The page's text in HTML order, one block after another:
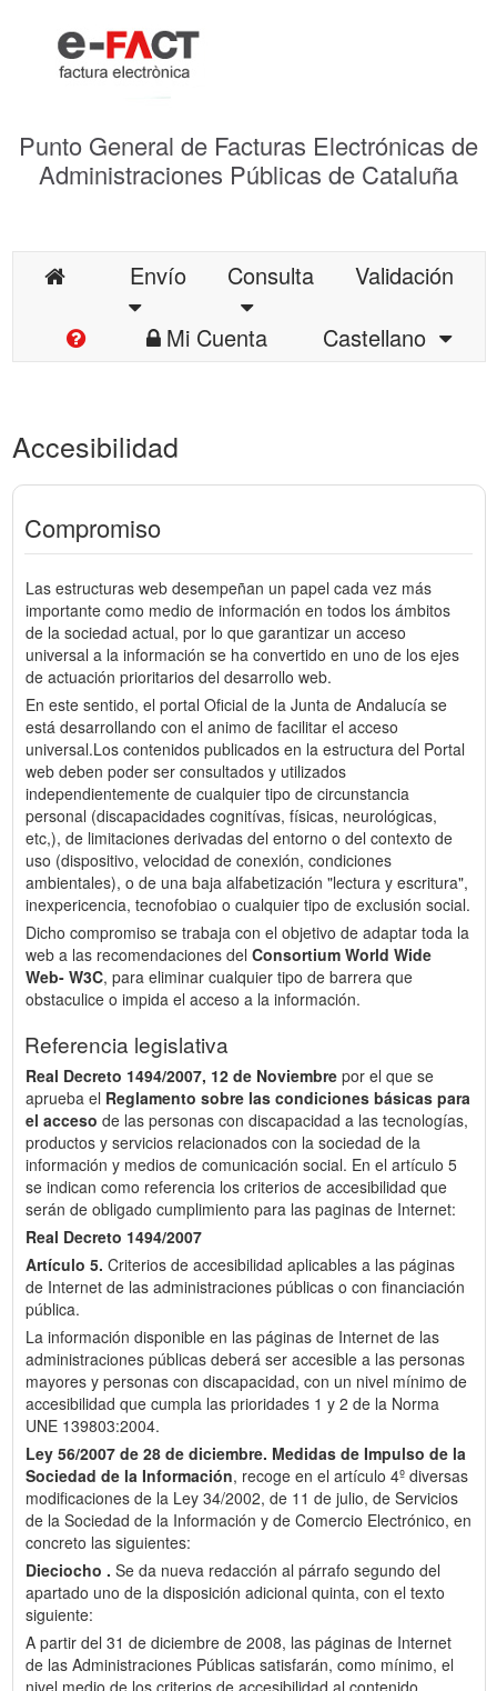
Punto General de Facturas Electrónicas de
Administraciones Públicas de Cataluña
Envío Consulta
Validación
Mi Cuenta
Castellano
Accesibilidad
Compromiso
Las estructuras web desempeñan un papel cada vez más
importante como medio de información en todos los ámbitos
de la sociedad actual, por lo que garantizar un acceso
universal a la información se ha convertido en uno de los ejes
de actuación prioritarios del desarrollo web.
En este sentido, el portal Oficial de la Junta de Andalucía se
está desarrollando con el animo de facilitar el acceso
universal.Los contenidos publicados en la estructura del Portal
web deben poder ser consultados y utilizados
independientemente de cualquier tipo de circunstancia
personal (discapacidades cognitívas, físicas, neurológicas,
etc,), de limitaciones derivadas del entorno o del contexto de
uso (dispositivo, velocidad de conexión, condiciones
ambientales), o de una baja alfabetización "lectura y escritura",
inexpericencia, tecnofobiao o cualquier tipo de exclusión social.
Dicho compromiso se trabaja con el objetivo de adaptar toda la
web a las recomendaciones del Consortium World Wide
Web- W3C, para eliminar cualquier tipo de barrera que
obstaculice o impida el acceso a la información.
Referencia legislativa
Real Decreto 1494/2007, 12 de Noviembre por el que se
aprueba el Reglamento sobre las condiciones básicas para
el acceso de las personas con discapacidad a las tecnologías,
productos y servicios relacionados con la sociedad de la
información y medios de comunicación social. En el artículo 5
se indican como referencia los criterios de accesibilidad que
serán de obligado cumplimiento para las paginas de Internet:
Real Decreto 1494/2007
Artículo 5. Criterios de accesibilidad aplicables a las páginas
de Internet de las administraciones públicas o con financiación
pública.
La información disponible en las páginas de Internet de las
administraciones públicas deberá ser accesible a las personas
mayores y personas con discapacidad, con un nivel mínimo de
accesibilidad que cumpla las prioridades 1 y 2 de la Norma
UNE 139803:2004.
Ley 56/2007 de 28 de diciembre. Medidas de Impulso de la
Sociedad de la Información, recoge en el artículo 4º diversas
modificaciones de la Ley 34/2002, de 11 de julio, de Servicios
de la Sociedad de la Información y de Comercio Electrónico, en
concreto las siguientes:
Dieciocho . Se da nueva redacción al párrafo segundo del
apartado uno de la disposición adicional quinta, con el texto
siguiente:
A partir del 31 de diciembre de 2008, las páginas de Internet
de las Administraciones Públicas satisfarán, como mínimo, el
nivel medio de los criterios de accesibilidad al contenido